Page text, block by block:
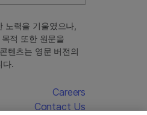
노력을 기울였으나,
적 또한 원문을
텐츠는 영문 버전의
다.
Careers
Contact Us